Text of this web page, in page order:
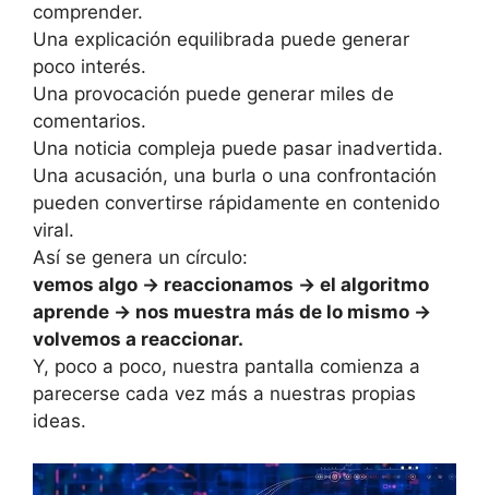
comprender.
Una explicación equilibrada puede generar
poco interés.
Una provocación puede generar miles de
comentarios.
Una noticia compleja puede pasar inadvertida.
Una acusación, una burla o una confrontación
pueden convertirse rápidamente en contenido
viral.
Así se genera un círculo:
vemos algo → reaccionamos → el algoritmo
aprende → nos muestra más de lo mismo →
volvemos a reaccionar.
Y, poco a poco, nuestra pantalla comienza a
parecerse cada vez más a nuestras propias
ideas.